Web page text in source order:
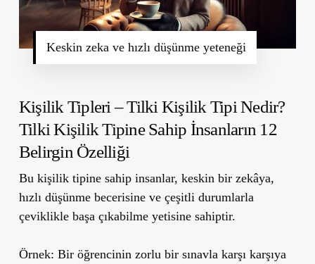
Keskin zeka ve hızlı düşünme yeteneği
Kişilik Tipleri – Tilki Kişilik Tipi Nedir?
Tilki Kişilik Tipine Sahip İnsanların 12
Belirgin Özelliği
Bu kişilik tipine sahip insanlar, keskin bir zekâya,
hızlı düşünme becerisine ve çeşitli durumlarla
çeviklikle başa çıkabilme yetisine sahiptir.
Örnek: Bir öğrencinin zorlu bir sınavla karşı karşıya